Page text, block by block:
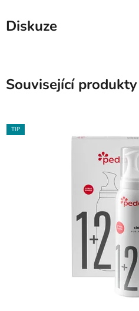
Diskuze
Související produkty
TIP